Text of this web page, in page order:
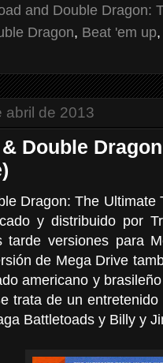
and Double Dragon:
Dragon, Beat 'em up
abril de 2013
Double
Dragon: The Ultimate
y distribuido por
tarde versiones para
de Mega Drive
americano y
trata de un
Battletoads y Billy y